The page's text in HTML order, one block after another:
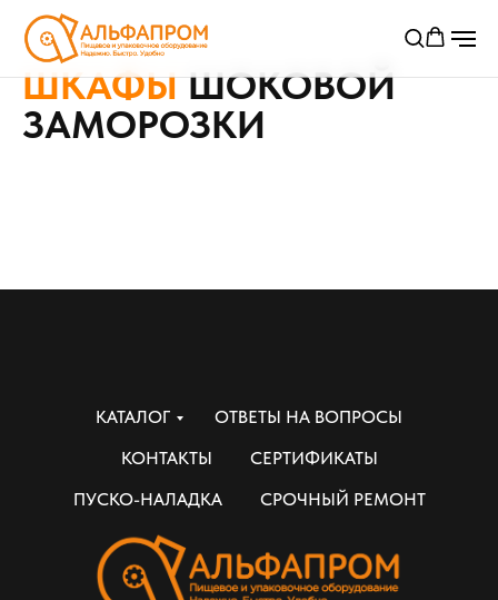
ШКАФЫШОКОВОЙ
ЗАМОРОЗКИ
КАТАЛОГ
ОТВЕТЫ НА ВОПРОСЫ
КОНТАКТЫ
СЕРТИФИКАТЫ
ПУСКО-НАЛАДКА
СРОЧНЫЙ РЕМОНТ